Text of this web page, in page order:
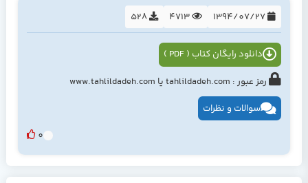
1394/07/27
4713
528
دانلود رایگان کتاب ( PDF )
رمز عبور : tahlildadeh.com یا www.tahlildadeh.com
سوالات و نظرات
0